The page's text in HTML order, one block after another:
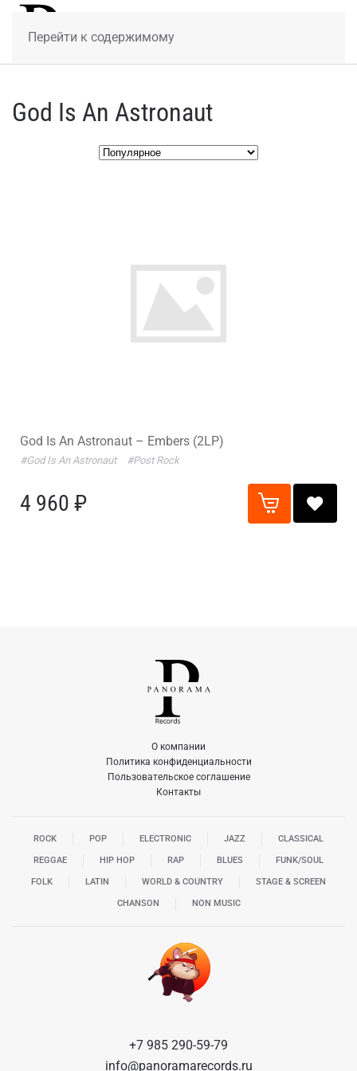
Перейти к содержимому
God Is An Astronaut
God Is An Astronaut – Embers (2LP)
#God Is An Astronaut #Post Rock
4 960 ₽
О компании
Политика конфиденциальности
Пользовательское соглашение
Контакты
ROCK POP ELECTRONIC JAZZ CLASSICAL
REGGAE HIP HOP RAP BLUES FUNK/SOUL
FOLK LATIN WORLD & COUNTRY STAGE & SCREEN
CHANSON NON MUSIC
+7 985 290-59-79
info@panoramarecords.ru